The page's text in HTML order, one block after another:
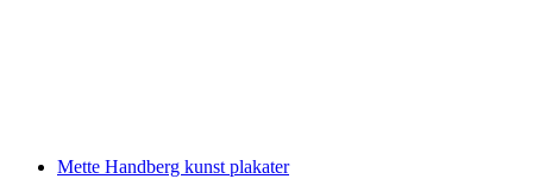
Mette Handberg kunst plakater